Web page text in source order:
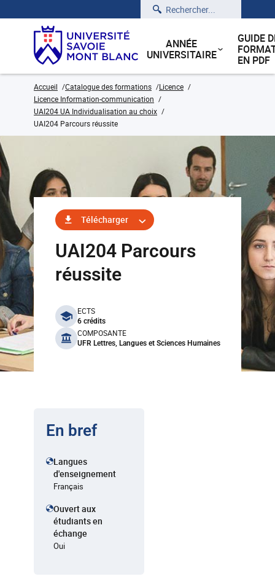
Rechercher
ANNÉE
UNIVERSITAIRE
GUIDE
EN PDF
Accueil Catalogue des formations
Licence
Licence Information-communication
UAI204 UA Individualisation au choix
UAI204 Parcours réussite
Télécharger
UAI204 Parcours
réussite
benefits
ECTS
6 crédits
COMPOSANTE
UFR Lettres, Langues et Sciences Humaines
En bref
Langues
d'enseignement
Français
Ouvert aux
étudiants en
échange
Oui